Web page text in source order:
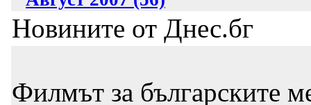
Новините от Днес.бг
Филмът за българските